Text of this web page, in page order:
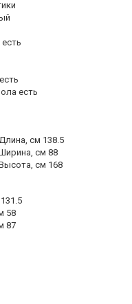
есть
см 138.5
см 88
см 168
58
87